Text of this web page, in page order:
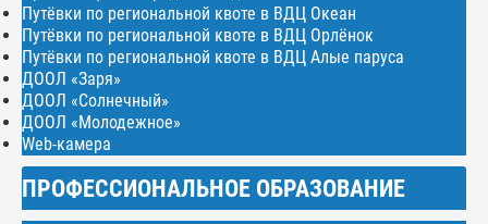
Путёвки по региональной квоте в ВДЦ Океан
Путёвки по региональной квоте в ВДЦ Орлёнок
Путёвки по региональной квоте в ВДЦ Алые паруса
ДООЛ «Заря»
ДООЛ «Солнечный»
ДООЛ «Молодежное»
Web-камера
ПРОФЕССИОНАЛЬНОЕ ОБРАЗОВАНИЕ